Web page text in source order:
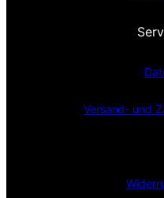
Versand- und